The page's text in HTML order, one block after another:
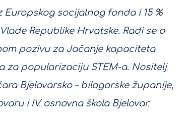
Europskog socijalnog fonda i 15 %
Republike Hrvatske. Radi se o
pozivu za Jačanje kapaciteta
za popularizaciju STEM-a. Nositelj
Bjelovarsko – bilogorske županije,
i IV. osnovna škola Bjelovar.